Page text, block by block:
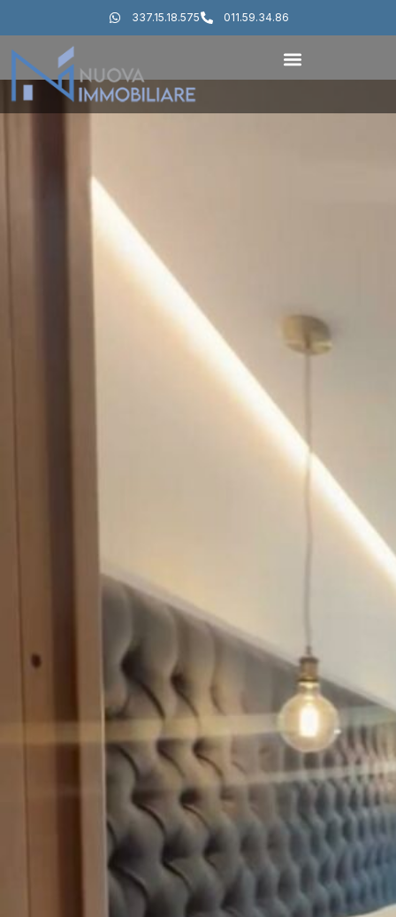
337.15.18.575 011.59.34.86